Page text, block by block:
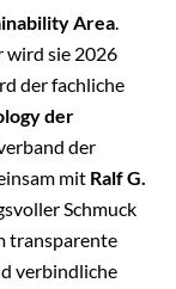
Area.
wird sie 2026
der fachliche
der
der
mit Ralf G.
Schmuck
transparente
verbindliche